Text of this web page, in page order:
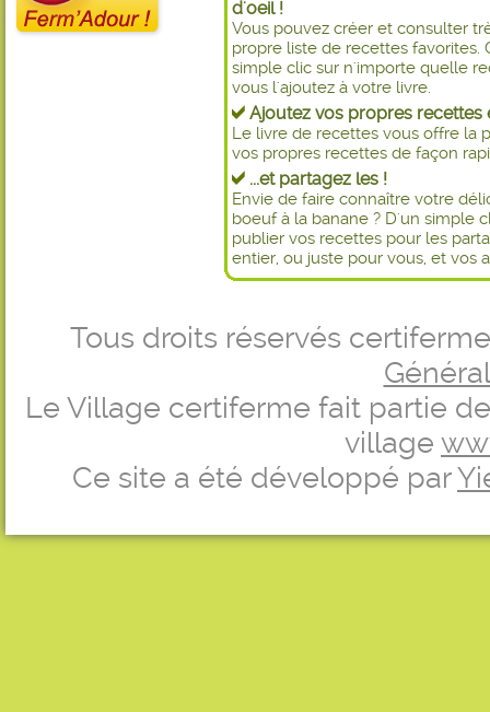
d'oeil !
Vous pouvez créer et consulter
propre liste de recettes favorites.
simple clic sur n'importe quelle
vous l'ajoutez à votre livre.
Ajoutez vos propres recettes
Le livre de recettes vous offre la
vos propres recettes de façon
...et partagez les !
Envie de faire connaître votre
boeuf à la banane ? D'un simple
publier vos recettes pour les
entier, ou juste pour vous, et vos
Tous droits réservés
Le Village certiferme fait partie
village
Ce site a été développé par